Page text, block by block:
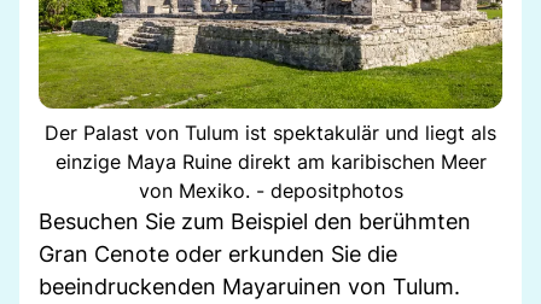
Der Palast von Tulum ist spektakulär und liegt als
einzige Maya Ruine direkt am karibischen Meer
von Mexiko. - depositphotos
Besuchen Sie zum Beispiel den berühmten
Gran Cenote oder erkunden Sie die
beeindruckenden Mayaruinen von Tulum.